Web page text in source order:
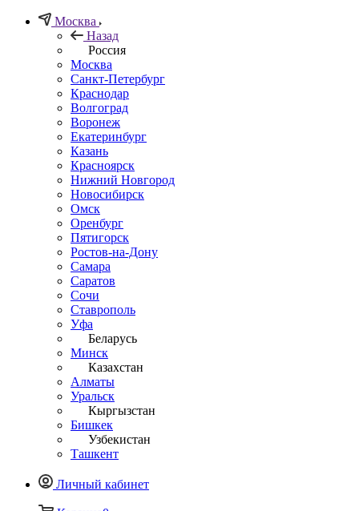
Москва
Назад
Россия
Москва
Санкт-Петербург
Краснодар
Волгоград
Воронеж
Екатеринбург
Казань
Красноярск
Нижний Новгород
Новосибирск
Омск
Оренбург
Пятигорск
Ростов-на-Дону
Самара
Саратов
Сочи
Ставрополь
Уфа
Беларусь
Минск
Казахстан
Алматы
Уральск
Кыргызстан
Бишкек
Узбекистан
Ташкент
Личный кабинет